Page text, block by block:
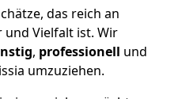
das reich an
und Vielfalt ist. Wir
, professionell und
umzuziehen.